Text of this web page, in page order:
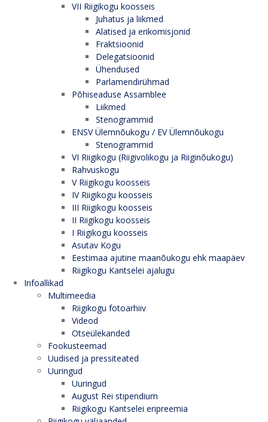
VII Riigikogu koosseis
Juhatus ja liikmed
Alatised ja erikomisjonid
Fraktsioonid
Delegatsioonid
Ühendused
Parlamendirühmad
Põhiseaduse Assamblee
Liikmed
Stenogrammid
ENSV Ülemnõukogu / EV Ülemnõukogu
Stenogrammid
VI Riigikogu (Riigivolikogu ja Riiginõukogu)
Rahvuskogu
V Riigikogu koosseis
IV Riigikogu koosseis
III Riigikogu koosseis
II Riigikogu koosseis
I Riigikogu koosseis
Asutav Kogu
Eestimaa ajutine maanõukogu ehk maapäev
Riigikogu Kantselei ajalugu
Infoallikad
Multimeedia
Riigikogu fotoarhiiv
Videod
Otseülekanded
Fookusteemad
Uudised ja pressiteated
Uuringud
Uuringud
August Rei stipendium
Riigikogu Kantselei eripreemia